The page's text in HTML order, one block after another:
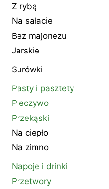
Z rybą
Na sałacie
Bez majonezu
Jarskie
Surówki
Pasty i pasztety
Pieczywo
Przekąski
Na ciepło
Na zimno
Napoje i drinki
Przetwory